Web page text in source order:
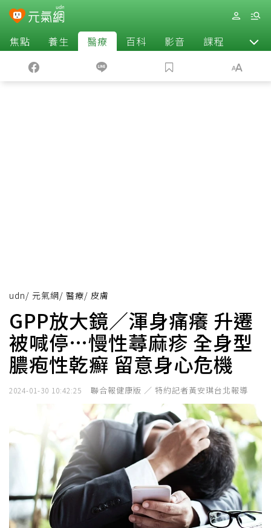
焦點 養生 醫療 百科 影音 課程 退休
udn/ 元氣網/ 醫療/ 皮膚
GPP放大鏡／渾身痛癢 升遷
被喊停…慢性蕁麻疹 全身型
膿疱性乾癬 留意身心危機
2024-01-30 10:42:25 聯合報健康版 ／ 特約記者黃安琪台北報導